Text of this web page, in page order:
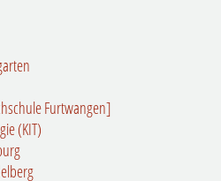
Furtwangen]
(KIT)